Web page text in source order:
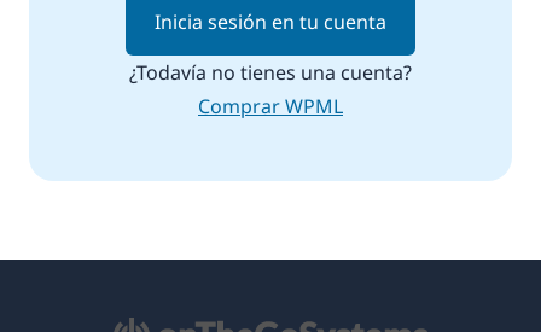
Inicia sesión en tu cuenta
¿Todavía no tienes una cuenta?
Comprar WPML